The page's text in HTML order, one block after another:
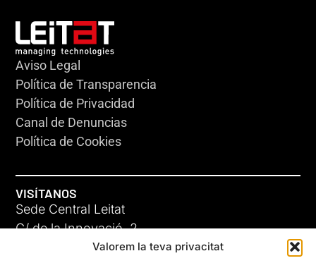
Valorem la teva privacitat
Aviso Legal
Política de Transparencia
Política de Privacidad
Canal de Denuncias
Política de Cookies
VISÍTANOS
Sede Central Leitat
C/ de la Innovació, 2
08225 Terrassa, (Barcelona)